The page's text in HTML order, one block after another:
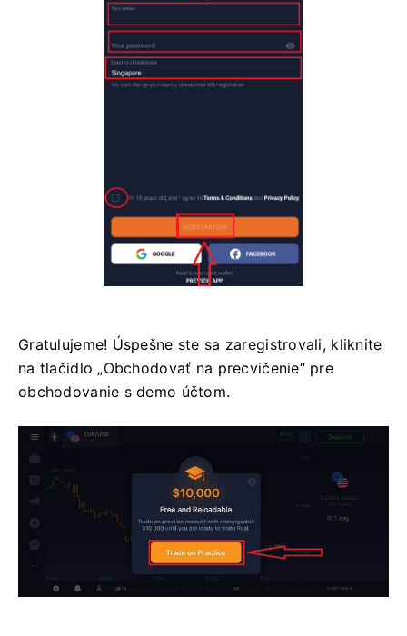
Gratulujeme! Úspešne ste sa zaregistrovali, kliknite
na tlačidlo „Obchodovať na precvičenie“ pre
obchodovanie s demo účtom.